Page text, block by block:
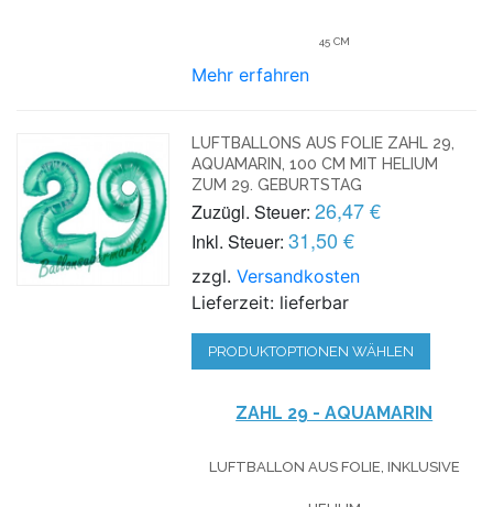
45 CM
Mehr erfahren
LUFTBALLONS AUS FOLIE ZAHL 29,
AQUAMARIN, 100 CM MIT HELIUM
ZUM 29. GEBURTSTAG
Zuzügl. Steuer: 26,47 €
Inkl. Steuer: 31,50 €
zzgl.Versandkosten
Lieferzeit: lieferbar
PRODUKTOPTIONEN WÄHLEN
ZAHL 29 - AQUAMARIN
LUFTBALLON AUS FOLIE, INKLUSIVE